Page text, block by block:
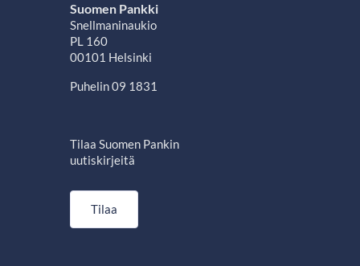
Suomen Pankki
Snellmaninaukio
PL 160
00101 Helsinki
Puhelin 09 1831
Tilaa Suomen Pankin
uutiskirjeitä
Tilaa